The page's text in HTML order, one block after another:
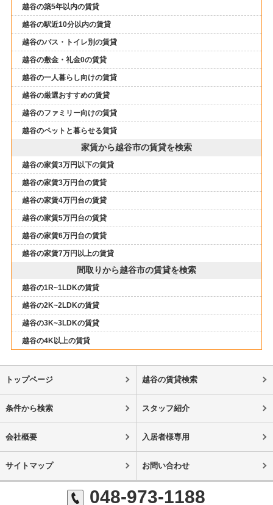
越谷の築5年以内の賃貸
越谷の駅近10分以内の賃貸
越谷のバス・トイレ別の賃貸
越谷の敷金・礼金0の賃貸
越谷の一人暮らし向けの賃貸
越谷の厳選おすすめの賃貸
越谷のファミリー向けの賃貸
越谷のペットと暮らせる賃貸
家賃から越谷市の賃貸を検索
越谷の家賃3万円以下の賃貸
越谷の家賃3万円台の賃貸
越谷の家賃4万円台の賃貸
越谷の家賃5万円台の賃貸
越谷の家賃6万円台の賃貸
越谷の家賃7万円以上の賃貸
間取りから越谷市の賃貸を検索
越谷の1R~1LDKの賃貸
越谷の2K~2LDKの賃貸
越谷の3K~3LDKの賃貸
越谷の4K以上の賃貸
トップページ 越谷の賃貸検索
条件から検索 スタッフ紹介
会社概要 入居者様専用
サイトマップ お問い合わせ
048-973-1188